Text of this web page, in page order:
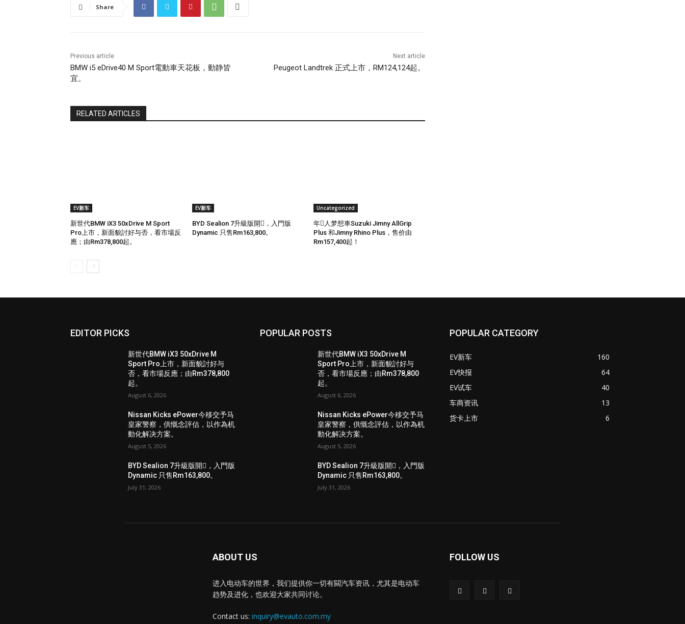
Share
Previous article
BMW i5 eDrive40 M Sport電動車天花板，動静皆
宜。
Next article
Peugeot Landtrek 正式上市，RM124,124起。
RELATED ARTICLES
EV新车
新世代BMW iX3 50xDrive M Sport
Pro上市，新面貌討好与否，看市場反
應；由Rm378,800起。
EV新车
BYD Sealion 7升級版開𧷗，入門版
Dynamic 只售Rm163,800。
Uncategorized
年𨌷人梦想車Suzuki Jimny AllGrip
Plus 和Jimny Rhino Plus，售价由
Rm157,400起！
EDITOR PICKS
新世代BMW iX3 50xDrive M
Sport Pro上市，新面貌討好与
否，看市場反應；由Rm378,800
起。
August 6, 2026
Nissan Kicks ePower今移交予马
皇家警察，供慨念評估，以作為机
動化解决方案。
August 5, 2026
BYD Sealion 7升級版開𧷗，入門版
Dynamic 只售Rm163,800。
July 31, 2026
POPULAR POSTS
新世代BMW iX3 50xDrive M
Sport Pro上市，新面貌討好与
否，看市場反應；由Rm378,800
起。
August 6, 2026
Nissan Kicks ePower今移交予马
皇家警察，供慨念評估，以作為机
動化解决方案。
August 5, 2026
BYD Sealion 7升級版開𧷗，入門版
Dynamic 只售Rm163,800。
July 31, 2026
POPULAR CATEGORY
EV新车
160
EV快报
64
EV试车
40
车商资讯
13
货卡上市
6
ABOUT US
进入电动车的世界，我们提供你一切有闗汽车资讯，尤其是电动车
趋势及进化，也欢迎大家共同讨论。
Contact us: inquiry@evauto.com.my
FOLLOW US